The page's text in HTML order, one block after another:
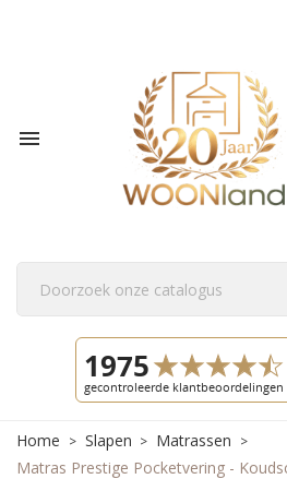

Home Slapen
Matrassen
Matras Prestige Pocketvering -